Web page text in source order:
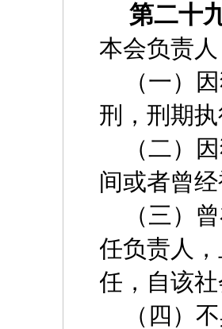
第二十
本会负责
（一）
刑，刑期
（二）
间或者曾
（三）
任负责人
任，自该
（四）